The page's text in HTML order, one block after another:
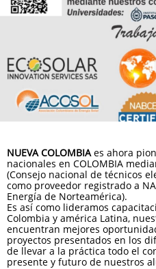
NUEVA COLOMBIAes ahora
nacionales en COLOMBIA
(Consejo nacional de técnicos
como proveedor registrado a
Energía de Norteamérica).
Es así como lideramos
Colombia y américa Latina,
encuentran mejores
proyectos presentados en los
de llevar a la práctica todo el
presente y futuro de nuestros